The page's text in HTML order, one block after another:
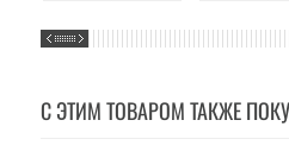
С ЭТИМ ТОВАРОМ ТАКЖЕ